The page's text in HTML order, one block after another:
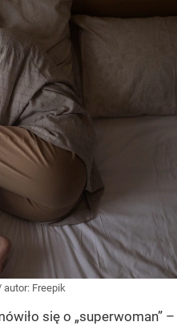
Freepik
się o „superwoman” –